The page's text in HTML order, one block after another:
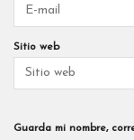
Sitio web
Guarda mi nombre,